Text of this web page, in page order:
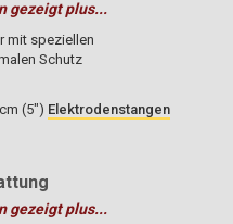
gezeigt plus...
mit speziellen
Schutz
(5") Elektrodenstangen
gezeigt plus...